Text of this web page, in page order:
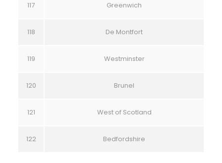
117 Greenwich
118 De Montfort
119 Westminster
120 Brunel
121 West of Scotland
122 Bedfordshire